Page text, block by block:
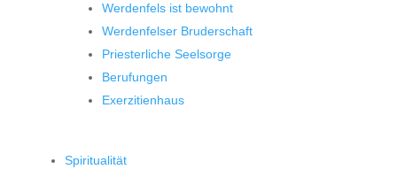
Werdenfels ist bewohnt
Werdenfelser Bruderschaft
Priesterliche Seelsorge
Berufungen
Exerzitienhaus
Spiritualität